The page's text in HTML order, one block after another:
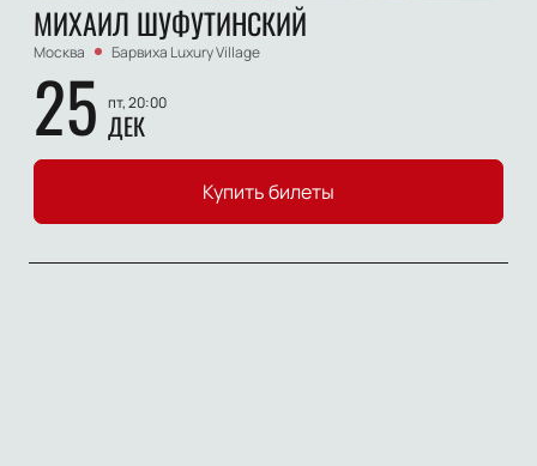
МИХАИЛ ШУФУТИНСКИЙ
Москва Барвиха Luxury Village
25 пт, 20:00
ДЕК
Купить билеты